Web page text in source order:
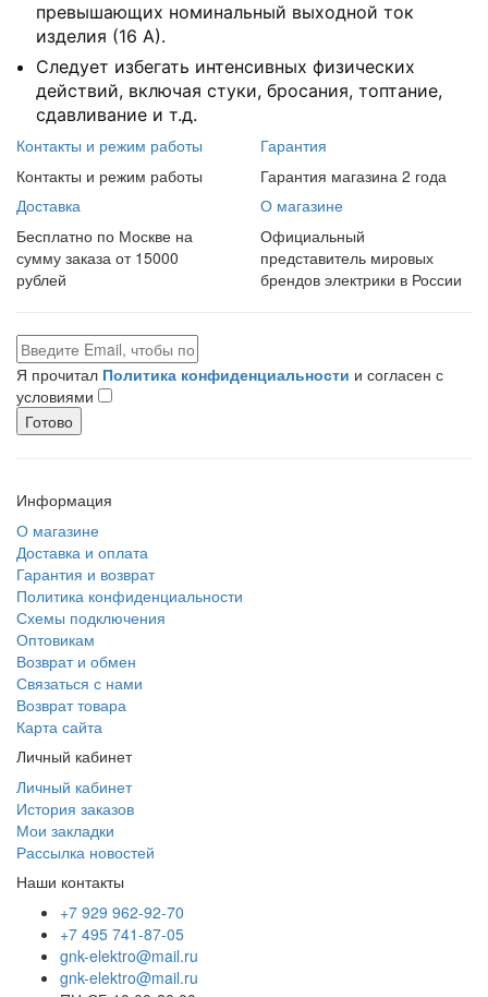
превышающих номинальный выходной ток
изделия (16 А).
Следует избегать интенсивных физических
действий, включая стуки, бросания, топтание,
сдавливание и т.д.
Контакты и режим работы
Контакты и режим работы
Гарантия
Гарантия магазина 2 года
Доставка
Бесплатно по Москве на
сумму заказа от 15000
рублей
О магазине
Официальный
представитель мировых
брендов электрики в России
Я прочитал Политика конфиденциальности и согласен с
условиями
Готово
Информация
О магазине
Доставка и оплата
Гарантия и возврат
Политика конфиденциальности
Схемы подключения
Оптовикам
Возврат и обмен
Связаться с нами
Возврат товара
Карта сайта
Личный кабинет
Личный кабинет
История заказов
Мои закладки
Рассылка новостей
Наши контакты
+7 929 962-92-70
+7 495 741-87-05
gnk-elektro@mail.ru
gnk-elektro@mail.ru